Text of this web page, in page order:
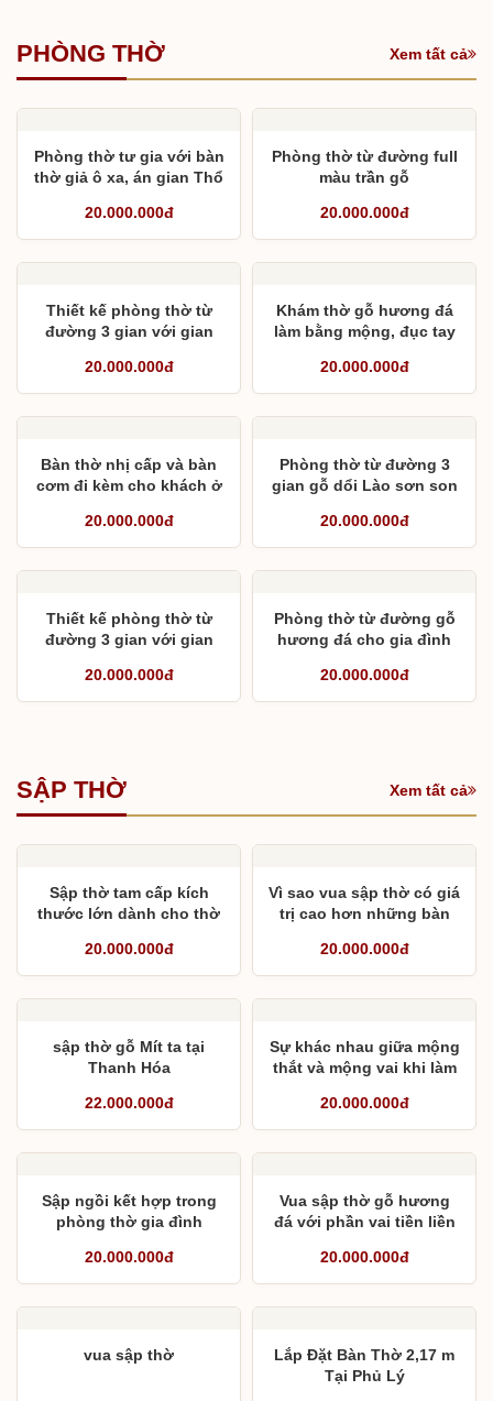
PHÒNG THỜ Xem tất cả
Phòng thờ tư gia với bàn
thờ giả ô xa, án gian Thổ
20.000.000đ
Phòng thờ từ đường full
màu trần gỗ
20.000.000đ
Thiết kế phòng thờ từ
đường 3 gian với gian
20.000.000đ
Khám thờ gỗ hương đá
làm bằng mộng, đục tay
20.000.000đ
Bàn thờ nhị cấp và bàn
cơm đi kèm cho khách ở
20.000.000đ
Phòng thờ từ đường 3
gian gỗ dổi Lào sơn son
cổ
20.000.000đ
Thiết kế phòng thờ từ
đường 3 gian với gian
20.000.000đ
Phòng thờ từ đường gỗ
hương đá cho gia đình
20.000.000đ
SẬP THỜ Xem tất cả
Sập thờ tam cấp kích
thước lớn dành cho thờ
20.000.000đ
Vì sao vua sập thờ có giá
trị cao hơn những bàn
20.000.000đ
sập thờ gỗ Mít ta tại
Thanh Hóa
22.000.000đ
Sự khác nhau giữa mộng
thắt và mộng vai khi làm
20.000.000đ
Sập ngồi kết hợp trong
phòng thờ gia đình
20.000.000đ
Vua sập thờ gỗ hương
đá với phần vai tiền liền
20.000.000đ
vua sập thờ
Lắp Đặt Bàn Thờ 2,17 m
Tại Phủ Lý